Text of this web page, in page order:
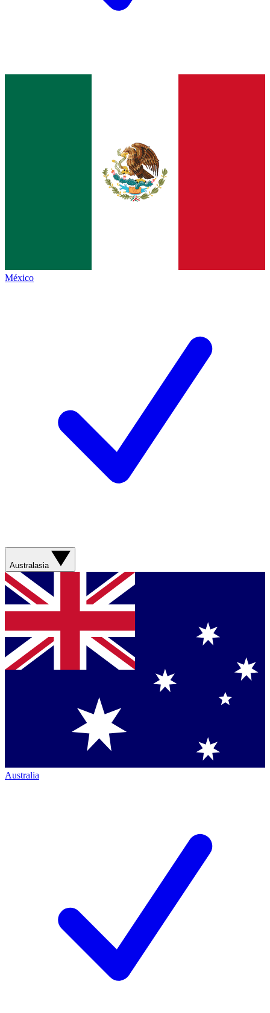
México
Australasia
Australia